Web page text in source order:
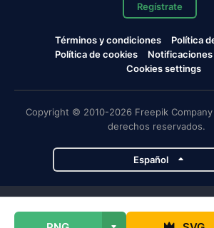
Regístrate
Términos y condiciones
Política
Política de cookies
Cookies settings
Copyright © 2010-2026 Freepik Company
derechos reservados.
Español